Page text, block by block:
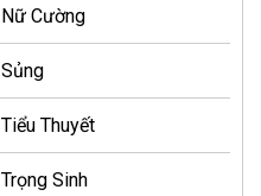
Nữ Cường
Sủng
Tiểu Thuyết
Trọng Sinh